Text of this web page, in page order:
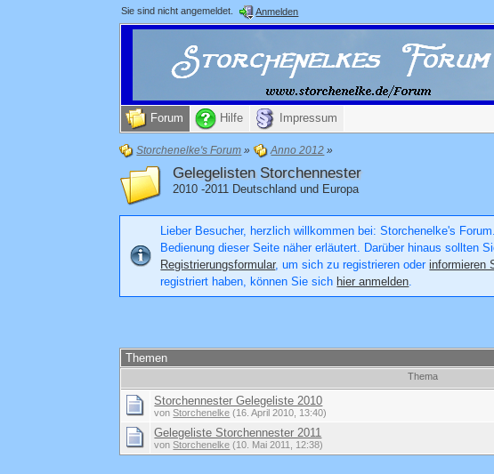
Sie sind nicht angemeldet. Anmelden
Forum Hilfe Impressum
Storchenelke's Forum » Anno 2012 »
Gelegelisten Storchennester
2010 -2011 Deutschland und Europa
Lieber Besucher, herzlich willkommen bei: Storchenelke's
Bedienung dieser Seite näher erläutert. Darüber hinaus sollten
Registrierungsformular, um sich zu registrieren oderinformieren
registriert haben, können Sie sich hier anmelden.
Themen
Thema
Storchennester Gelegeliste 2010
vonStorchenelke (16. April 2010, 13:40)
Gelegeliste Storchennester 2011
vonStorchenelke (10. Mai 2011, 12:38)